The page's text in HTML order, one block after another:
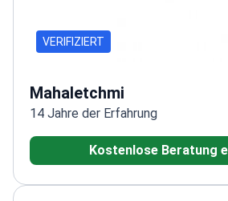
VERIFIZIERT
Mahaletchmi
14 Jahre der Erfahrung
Kostenlose Beratung